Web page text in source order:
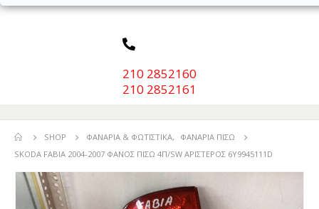
210 2852160
210 2852161
SHOP ΦΑΝΆΡΙΑ & ΦΩΤΙΣΤΙΚΆ,
ΦΑΝΆΡΙΑ ΠΊΣΩ
SKODA FABIA 2004-2007 ΦΑΝΟΣ ΠΙΣΩ 4Π/SW ΑΡΙΣΤΕΡΟΣ 6Y9945111D